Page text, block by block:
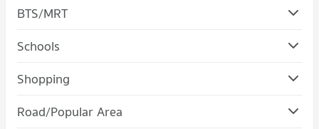
BTS/MRT
Schools
Shopping
Road/Popular Area